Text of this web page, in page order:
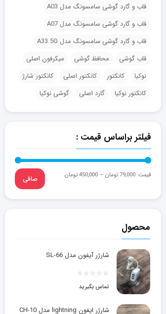
قاب و گارد گوشی سامسونگ مدل A03
قاب و گارد گوشی سامسونگ مدل A07
قاب و گارد گوشی سامسونگ مدل A33 5G
قاب گوشی
محافظ گوشی
میکرفون اصلی
نوکیا
کانکتور کانکتور اصلی
کانکتور شارژ
کانکتور نوکیا
گارد اصلی گوشی نوکیا
فیلتر براساس قیمت :
صافی قيمت: 79,000 تومان —450,000 تومان
محصول
شارژر آیفون مدل SL-66
تماس بگیرید
شارژر ایفون lightning مدل CH-10